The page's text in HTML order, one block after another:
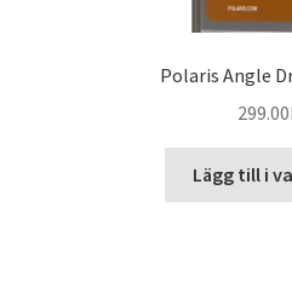
Polaris Angle
299.00
Lägg till i